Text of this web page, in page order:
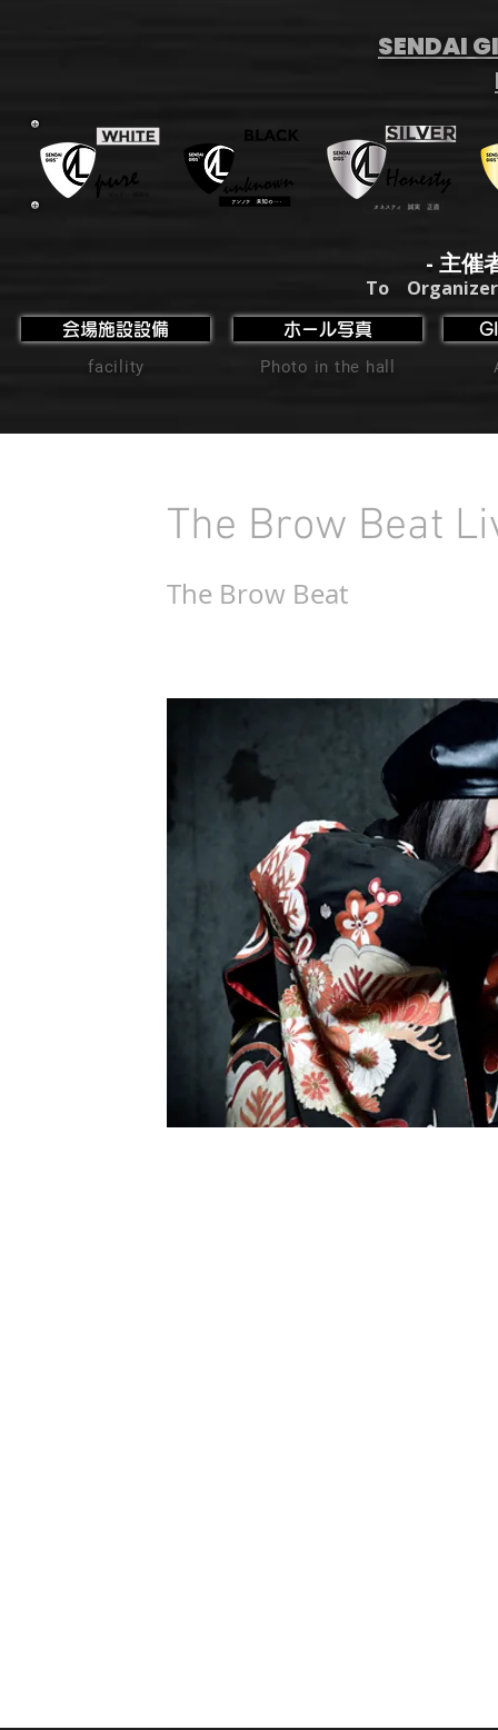
SENDAI
- 主催
To
会場施設設備
facility
ホール写真
Photo in the hall
The Brow Beat
The Brow Beat